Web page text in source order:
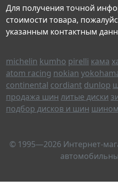
Для получения точной
стоимости товара,
указанным контактным
michelin kumho pirelli кама
atom racing nokian
continental cordiant dunlop
продажа шин литые диски
подбор дисков и шин
© 1995—2026 Интернет-